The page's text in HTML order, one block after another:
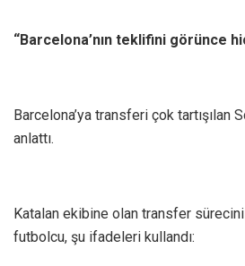
“Barcelona’nın teklifini görünce
Barcelona’ya transferi çok tartışılan
anlattı.
Katalan ekibine olan transfer
futbolcu, şu ifadeleri kullandı: